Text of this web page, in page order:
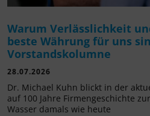
Warum Verlässlichkeit
beste Währung für uns
Vorstandskolumne
28.07.2026
Dr. Michael Kuhn blickt in der
auf 100 Jahre Firmengeschichte
Wasser damals wie heute